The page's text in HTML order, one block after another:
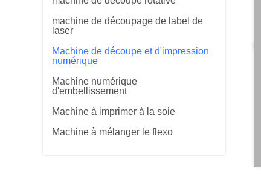
machine de découpage de label de
laser
Machine de découpe et d'impression
numérique
Machine numérique
d'embellissement
Machine à imprimer à la soie
Machine à mélanger le flexo